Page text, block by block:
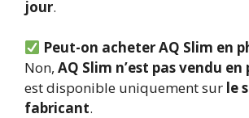
jour.
Peut-on acheter AQ Slim en
Non, AQ Slim n’est pas vendu
est disponible uniquement sur le
fabricant.